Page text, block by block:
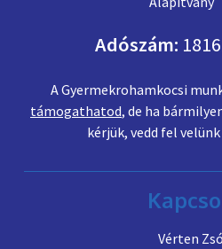
Adószám:
A Gyermekrohamkocsi
támogathatod, de ha
kérjük, vedd fel
Vérten